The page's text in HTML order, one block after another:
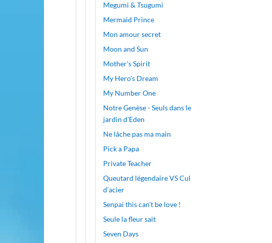
Megumi & Tsugumi
Mermaid Prince
Mon amour secret
Moon and Sun
Mother's Spirit
My Hero's Dream
My Number One
Notre Genèse - Seuls dans le
jardin d'Eden
Ne lâche pas ma main
Pick a Papa
Private Teacher
Queutard légendaire VS Cul
d’acier
Senpai this can't be love !
Seule la fleur sait
Seven Days